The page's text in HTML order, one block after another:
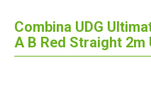
Combina UDG
A B Red Straight 2m